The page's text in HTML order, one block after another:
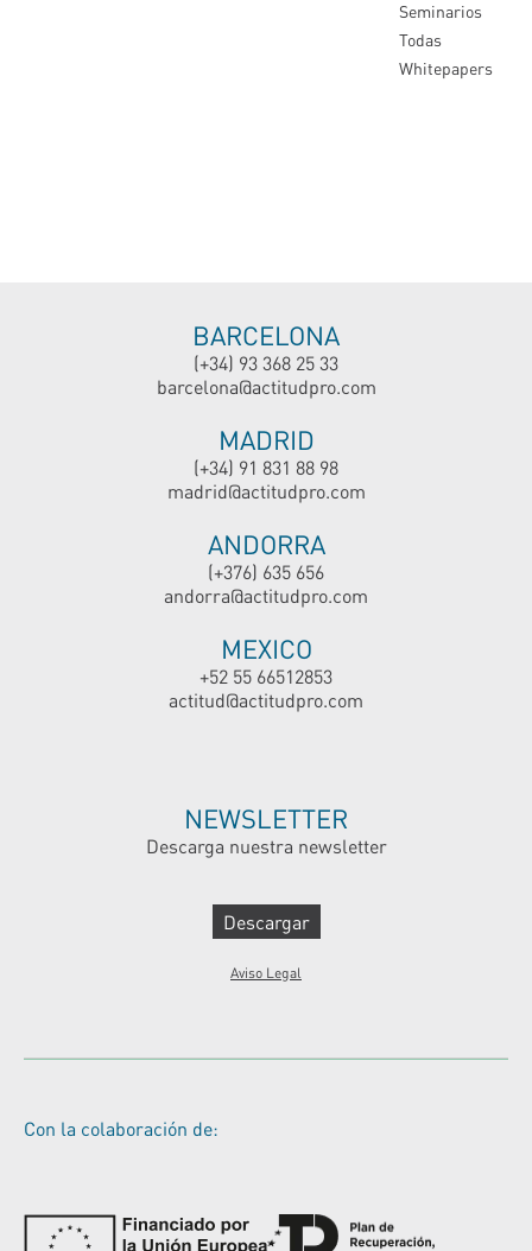
Seminarios
Todas
Whitepapers
BARCELONA
(+34) 93 368 25 33
barcelona@actitudpro.com
MADRID
(+34) 91 831 88 98
madrid@actitudpro.com
ANDORRA
(+376) 635 656
andorra@actitudpro.com
MEXICO
+52 55 66512853
actitud@actitudpro.com
NEWSLETTER
Descarga nuestra newsletter
Descargar
Aviso Legal
Con la colaboración de: